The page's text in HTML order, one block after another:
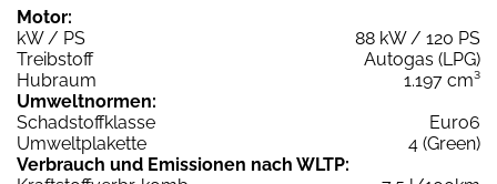
Motor:
kW / PS
88 kW / 120 PS
Treibstoff
Autogas (LPG)
Hubraum
1.197 cm³
Umweltnormen:
Schadstoffklasse
Euro6
Umweltplakette
4 (Green)
Verbrauch und Emissionen nach WLTP: